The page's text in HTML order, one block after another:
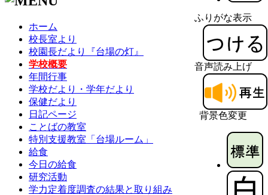
ふりがな表示
音声読み上げ
背景色変更
ホーム
校長室より
校園長だより『台場の灯』
学校概要
年間行事
学校だより・学年だより
保健だより
日記ページ
ことばの教室
特別支援教室「台場ルーム」
給食
今日の給食
研究活動
学力定着度調査の結果と取り組み